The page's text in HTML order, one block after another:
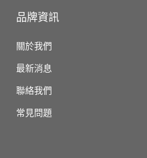
品牌資訊
關於我們
最新消息
聯絡我們
常見問題